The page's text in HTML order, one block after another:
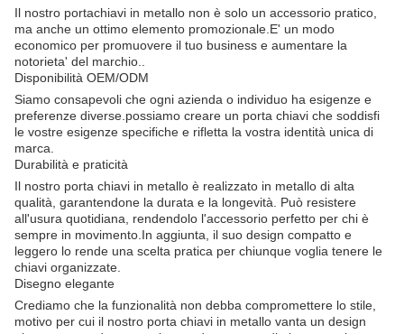
Il nostro portachiavi in metallo non è solo un accessorio pratico,
ma anche un ottimo elemento promozionale.E' un modo
economico per promuovere il tuo business e aumentare la
notorieta' del marchio..
Disponibilità OEM/ODM
Siamo consapevoli che ogni azienda o individuo ha esigenze e
preferenze diverse.possiamo creare un porta chiavi che soddisfi
le vostre esigenze specifiche e rifletta la vostra identità unica di
marca.
Durabilità e praticità
Il nostro porta chiavi in metallo è realizzato in metallo di alta
qualità, garantendone la durata e la longevità. Può resistere
all'usura quotidiana, rendendolo l'accessorio perfetto per chi è
sempre in movimento.In aggiunta, il suo design compatto e
leggero lo rende una scelta pratica per chiunque voglia tenere le
chiavi organizzate.
Disegno elegante
Crediamo che la funzionalità non debba compromettere lo stile,
motivo per cui il nostro porta chiavi in metallo vanta un design